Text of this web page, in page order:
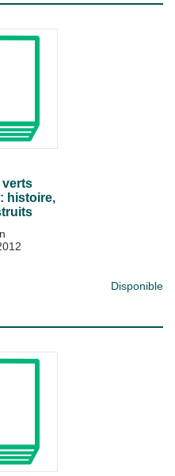
verts
histoire,
Disponible